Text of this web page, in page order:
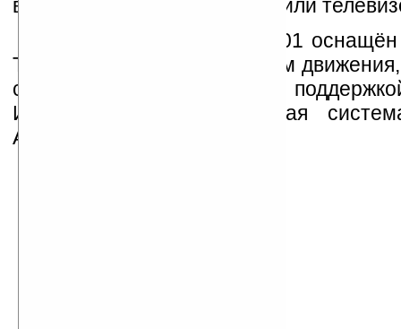
видео на внешнем дисплее или
В остальном Haipad M701
Telechips TCC8902, датчиком
сенсорным дисплеем с
Используемая операционная
Android 2.1.